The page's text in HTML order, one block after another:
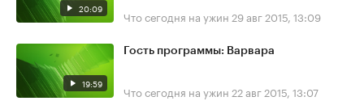
20:09 Что сегодня на ужин 29 авг 2015, 13:09
19:59
Гость программы: Варвара
Что сегодня на ужин 22 авг 2015, 13:07